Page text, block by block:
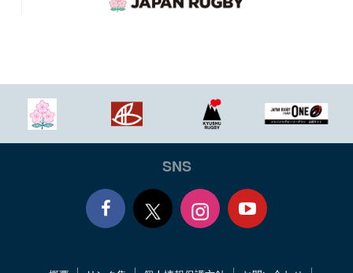
SNS